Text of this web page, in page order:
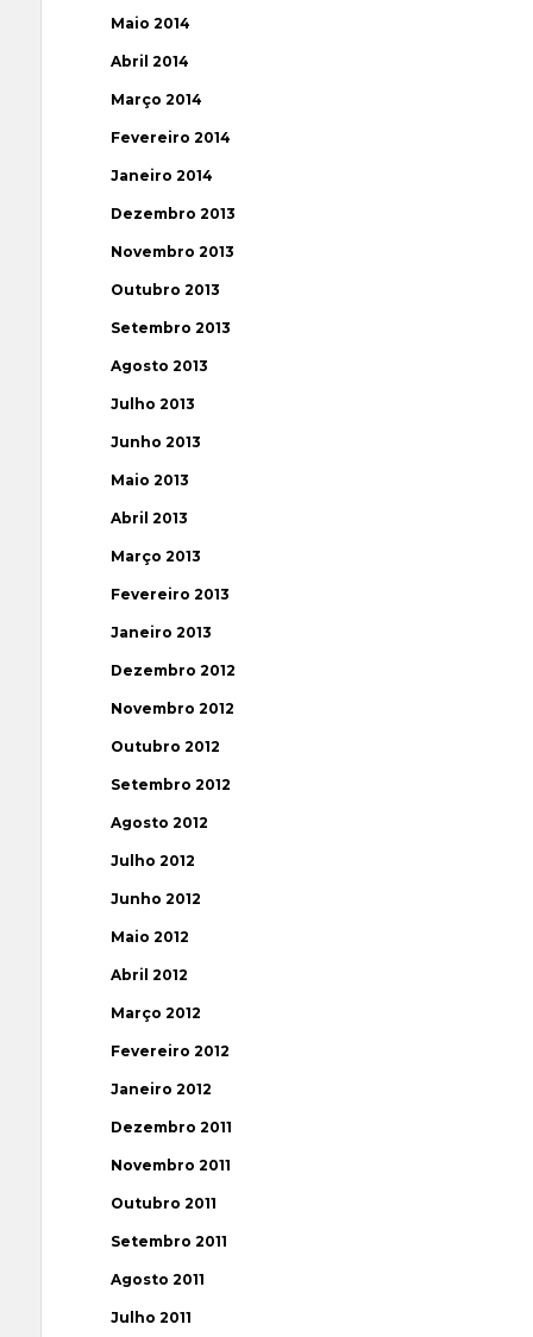
Maio 2014
Abril 2014
Março 2014
Fevereiro 2014
Janeiro 2014
Dezembro 2013
Novembro 2013
Outubro 2013
Setembro 2013
Agosto 2013
Julho 2013
Junho 2013
Maio 2013
Abril 2013
Março 2013
Fevereiro 2013
Janeiro 2013
Dezembro 2012
Novembro 2012
Outubro 2012
Setembro 2012
Agosto 2012
Julho 2012
Junho 2012
Maio 2012
Abril 2012
Março 2012
Fevereiro 2012
Janeiro 2012
Dezembro 2011
Novembro 2011
Outubro 2011
Setembro 2011
Agosto 2011
Julho 2011